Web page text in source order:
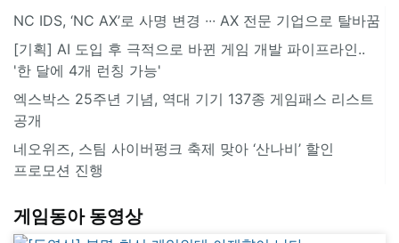
NC IDS, ‘NC AX’로 사명 변경 ∙∙∙ AX 전문 기업으로 탈바꿈
[기획] AI 도입 후 극적으로 바뀐 게임 개발 파이프라인..
'한 달에 4개 런칭 가능'
엑스박스 25주년 기념, 역대 기기 137종 게임패스 리스트
공개
네오위즈, 스팀 사이버펑크 축제 맞아 ‘산나비’ 할인
프로모션 진행
게임동아 동영상